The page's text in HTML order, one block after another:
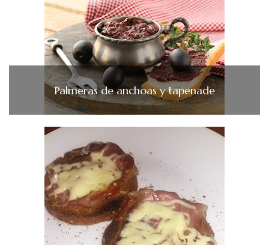
Palmeras de anchoas y tapenade